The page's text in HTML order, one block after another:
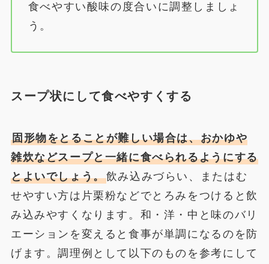
食べやすい酸味の度合いに調整しましょ
う。
スープ状にして食べやすくする
固形物をとることが難しい場合は、おかゆや
雑炊などスープと一緒に食べられるようにする
とよいでしょう。飲み込みづらい、またはむ
せやすい方は片栗粉などでとろみをつけると飲
み込みやすくなります。和・洋・中と味のバリ
エーションを変えると食事が単調になるのを防
げます。調理例として以下のものを参考にして